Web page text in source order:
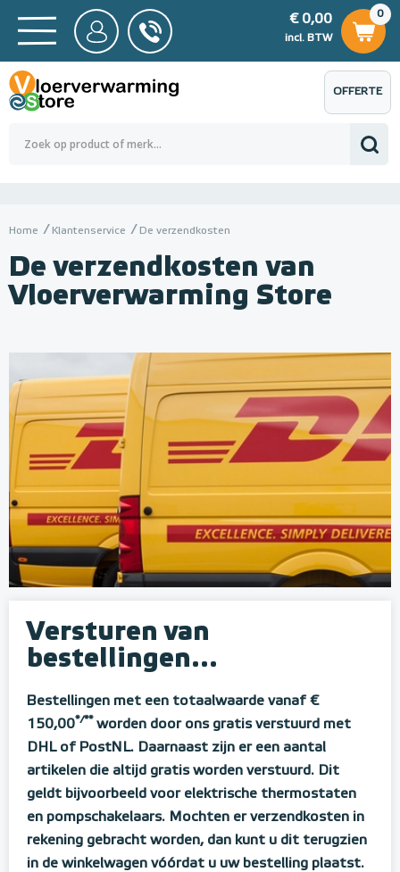
BTW
0,00
0
€ 0,00
incl. BTW
€ 0,00
OFFERTE
AANVRAGEN
Home Klantenservice De verzendkosten
De verzendkosten van
Vloerverwarming Store
Versturen van
bestellingen...
Bestellingen met een totaalwaarde vanaf €
150,00*/** worden door ons gratis verstuurd met
DHL of PostNL. Daarnaast zijn er een aantal
artikelen die altijd gratis worden verstuurd. Dit
geldt bijvoorbeeld voor elektrische thermostaten
en pompschakelaars. Mochten er verzendkosten in
rekening gebracht worden, dan kunt u dit terugzien
in de winkelwagen vóórdat u uw bestelling plaatst.